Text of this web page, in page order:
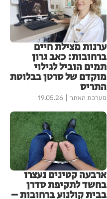
ערנות מצילת חיים
ברחובות: כאב גרון
תמים הוביל לגילוי
מוקדם של סרטן בבלוטת
התריס
מערכת האתר 19.05.26
ארבעה קטינים נעצרו
בחשד לתקיפת סדרן
בבית קולנוע ברחובות –